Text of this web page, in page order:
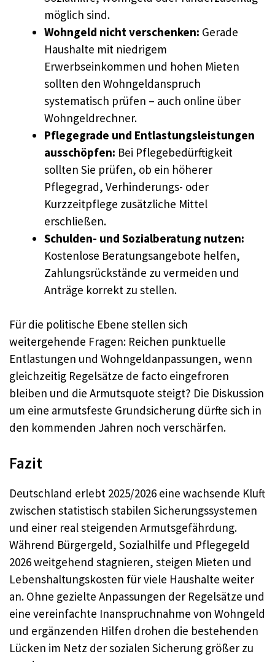
möglich sind.
Wohngeld nicht verschenken: Gerade
Haushalte mit niedrigem
Erwerbseinkommen und hohen Mieten
sollten den Wohngeldanspruch
systematisch prüfen – auch online über
Wohngeldrechner.
Pflegegrade und Entlastungsleistungen
ausschöpfen: Bei Pflegebedürftigkeit
sollten Sie prüfen, ob ein höherer
Pflegegrad, Verhinderungs- oder
Kurzzeitpflege zusätzliche Mittel
erschließen.
Schulden- und Sozialberatung nutzen:
Kostenlose Beratungsangebote helfen,
Zahlungsrückstände zu vermeiden und
Anträge korrekt zu stellen.
Für die politische Ebene stellen sich
weitergehende Fragen: Reichen punktuelle
Entlastungen und Wohngeldanpassungen, wenn
gleichzeitig Regelsätze de facto eingefroren
bleiben und die Armutsquote steigt? Die Diskussion
um eine armutsfeste Grundsicherung dürfte sich in
den kommenden Jahren noch verschärfen.
Fazit
Deutschland erlebt 2025/2026 eine wachsende Kluft
zwischen statistisch stabilen Sicherungssystemen
und einer real steigenden Armutsgefährdung.
Während Bürgergeld, Sozialhilfe und Pflegegeld
2026 weitgehend stagnieren, steigen Mieten und
Lebenshaltungskosten für viele Haushalte weiter
an. Ohne gezielte Anpassungen der Regelsätze und
eine vereinfachte Inanspruchnahme von Wohngeld
und ergänzenden Hilfen drohen die bestehenden
Lücken im Netz der sozialen Sicherung größer zu